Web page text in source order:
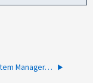
ONTAP System Manager用にSAMLを設定するためにプロキシサーバが必要ですか？